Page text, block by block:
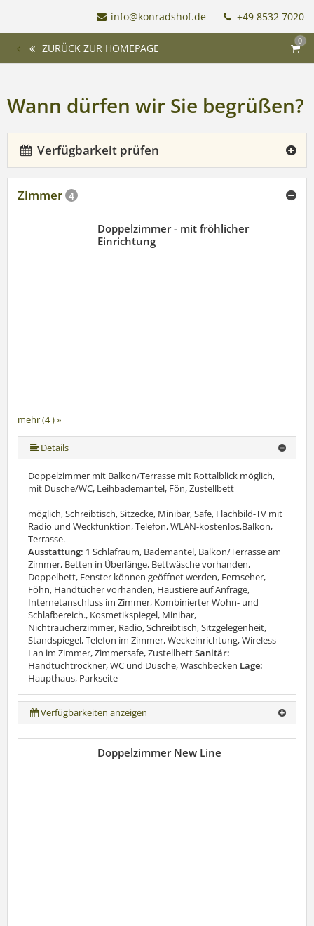
info@konradshof.de +49 8532 7020
0
ZURÜCK ZUR HOMEPAGE
Wann dürfen wir Sie begrüßen?
Verfügbarkeit prüfen
Zimmer 4
mehr (4 ) »
Doppelzimmer - mit fröhlicher
Einrichtung
Details
Doppelzimmer mit Balkon/Terrasse mit Rottalblick möglich,
mit Dusche/WC, Leihbademantel, Fön, Zustellbett
möglich, Schreibtisch, Sitzecke, Minibar, Safe, Flachbild-TV mit
Radio und Weckfunktion, Telefon, WLAN-kostenlos,Balkon,
Terrasse.
Ausstattung: 1 Schlafraum, Bademantel, Balkon/Terrasse am
Zimmer, Betten in Überlänge, Bettwäsche vorhanden,
Doppelbett, Fenster können geöffnet werden, Fernseher,
Föhn, Handtücher vorhanden, Haustiere auf Anfrage,
Internetanschluss im Zimmer, Kombinierter Wohn- und
Schlafbereich., Kosmetikspiegel, Minibar,
Nichtraucherzimmer, Radio, Schreibtisch, Sitzgelegenheit,
Standspiegel, Telefon im Zimmer, Weckeinrichtung, Wireless
Lan im Zimmer, Zimmersafe, ZustellbettSanitär:
Handtuchtrockner, WC und Dusche, Waschbecken Lage:
Haupthaus, Parkseite
Verfügbarkeiten anzeigen
Doppelzimmer New Line